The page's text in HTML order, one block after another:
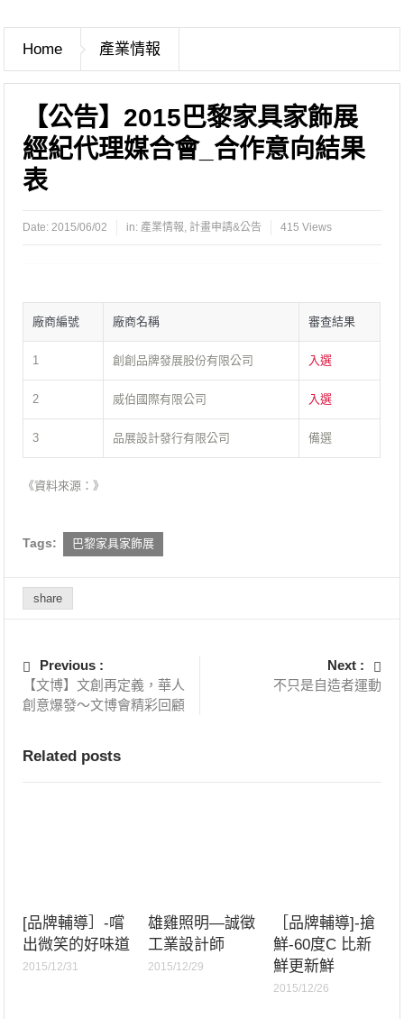
Home 產業情報
【公告】2015巴黎家具家飾展
經紀代理媒合會_合作意向結果
表
Date:2015/06/02 in: 產業情報, 計畫申請&公告 415 Views
廠商編號 廠商名稱 審查結果
1 創創品牌發展股份有限公司 入選
2 威伯國際有限公司 入選
3 品展設計發行有限公司 備選
《資料來源：》
Tags: 巴黎家具家飾展
share
Previous :
【文博】文創再定義，華人
創意爆發～文博會精彩回顧
Next :
不只是自造者運動
Related posts
[品牌輔導］-嚐
出微笑的好味道
2015/12/31
雄雞照明—誠徵
工業設計師
2015/12/29
［品牌輔導]-搶
鮮-60度C 比新
鮮更新鮮
2015/12/26